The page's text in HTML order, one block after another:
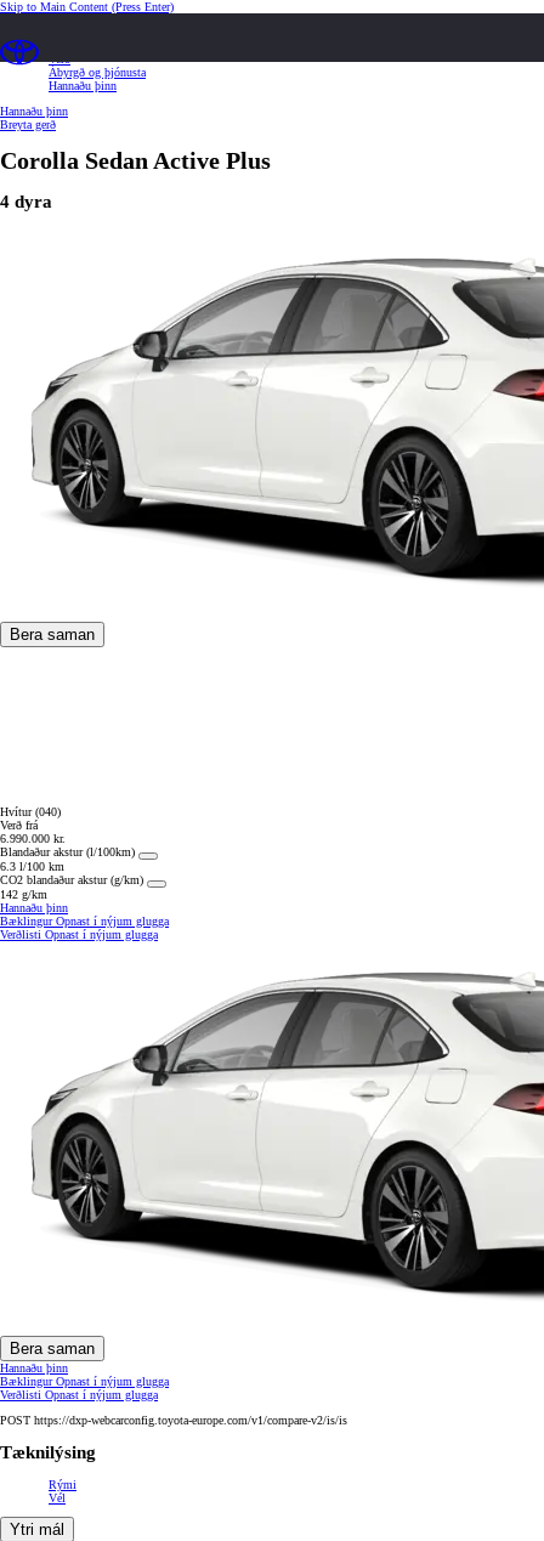
Skip to Main Content (Press Enter)
Ábyrgð og þjónusta
Hannaðu þinn
Hannaðu þinn
Breyta gerð
Corolla Sedan Active Plus
4 dyra
Bera saman
Hvítur (040)
Verð frá
6.990.000 kr.
Blandaður akstur (l/100km)
6.3 l/100 km
CO2 blandaður akstur (g/km)
142 g/km
Hannaðu þinn
BæklingurOpnast í nýjum glugga
Verðlisti Opnast í nýjum glugga
Bera saman
Hannaðu þinn
BæklingurOpnast í nýjum glugga
Verðlisti Opnast í nýjum glugga
POST https://dxp-webcarconfig.toyota-europe.com/v1/compare-v2/is/is
Tæknilýsing
Rými
Vél
Ytri mál